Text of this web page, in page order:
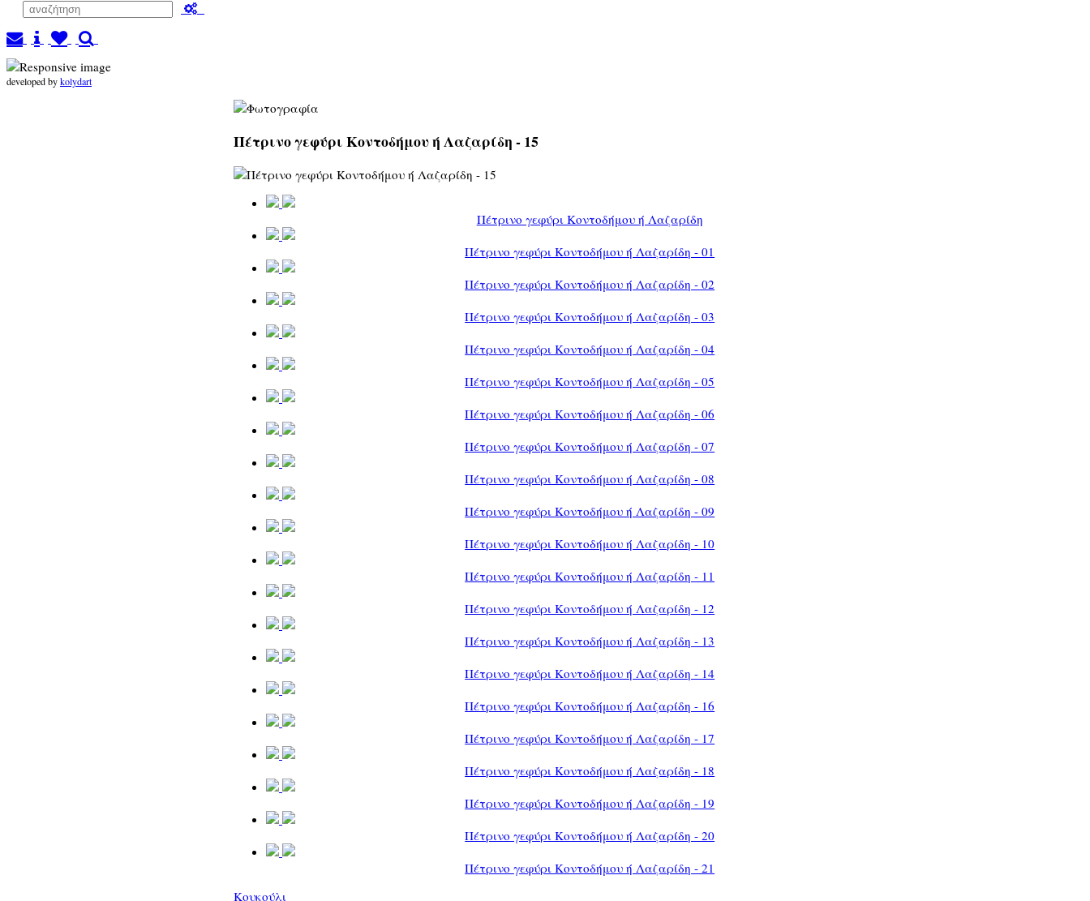
developed bykolydart
Πέτρινο γεφύρι Κοντοδήμου ή Λαζαρίδη - 15
Πέτρινο γεφύρι Κοντοδήμου ή Λαζαρίδη
Πέτρινο γεφύρι Κοντοδήμου ή Λαζαρίδη - 01
Πέτρινο γεφύρι Κοντοδήμου ή Λαζαρίδη - 02
Πέτρινο γεφύρι Κοντοδήμου ή Λαζαρίδη - 03
Πέτρινο γεφύρι Κοντοδήμου ή Λαζαρίδη - 04
Πέτρινο γεφύρι Κοντοδήμου ή Λαζαρίδη - 05
Πέτρινο γεφύρι Κοντοδήμου ή Λαζαρίδη - 06
Πέτρινο γεφύρι Κοντοδήμου ή Λαζαρίδη - 07
Πέτρινο γεφύρι Κοντοδήμου ή Λαζαρίδη - 08
Πέτρινο γεφύρι Κοντοδήμου ή Λαζαρίδη - 09
Πέτρινο γεφύρι Κοντοδήμου ή Λαζαρίδη - 10
Πέτρινο γεφύρι Κοντοδήμου ή Λαζαρίδη - 11
Πέτρινο γεφύρι Κοντοδήμου ή Λαζαρίδη - 12
Πέτρινο γεφύρι Κοντοδήμου ή Λαζαρίδη - 13
Πέτρινο γεφύρι Κοντοδήμου ή Λαζαρίδη - 14
Πέτρινο γεφύρι Κοντοδήμου ή Λαζαρίδη - 16
Πέτρινο γεφύρι Κοντοδήμου ή Λαζαρίδη - 17
Πέτρινο γεφύρι Κοντοδήμου ή Λαζαρίδη - 18
Πέτρινο γεφύρι Κοντοδήμου ή Λαζαρίδη - 19
Πέτρινο γεφύρι Κοντοδήμου ή Λαζαρίδη - 20
Πέτρινο γεφύρι Κοντοδήμου ή Λαζαρίδη - 21
Κουκούλι